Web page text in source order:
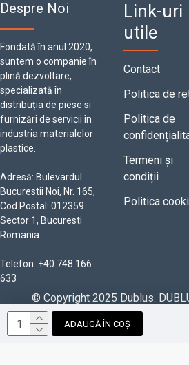
ADAUGĂ ÎN COȘ
Despre Noi
Fondată în anul 2020,
suntem o companie în
plină dezvoltare,
specializată în
distribuția de piese si
furnizări de servicii în
industria materialelor
plastice.
Adresă: Bulevardul
Bucurestii Noi, Nr. 165,
Cod Postal: 012359
Sector 1, Bucuresti
Romania.
Telefon: +40 748 166
633
Link-uri
utile
Contact
Politica de
Politica de
Termeni și
condiții
Politica
© Copyright 2025 Dublus.
RO42366598, J40/3362/
Paun Bogdan